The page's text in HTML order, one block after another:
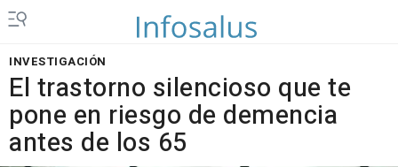
INVESTIGACIÓN
El trastorno silencioso que te
pone en riesgo de demencia
antes de los 65